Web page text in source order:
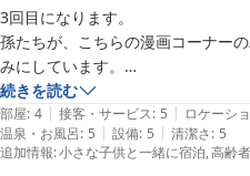
「次回もリピート」とのお言葉
ご滞在を目指してまいります。
またのご来館を心よりお待ちして
堂ヶ島唯一の自家源泉掛流宿 堂
2026-05-06
いただけたこと、スタッフ一同大
お食事や飲み放題につきまして
心いたしました。
次回お越しいただいた際にも、
お楽しみいただけるよう、おも
またのご来館を心よりお待ちし
3回目になります。
孫たちが、こちらの漫画コーナー
みにしています。
ご飯の種類も何種類もあり、炊き
た。
駄菓子のサービスもあり、孫たちも
建物は古いですが、お掃除も行く
続きを読む
部屋: 4 | 接客・サービス: 5 | ロケーシ
温泉・お風呂: 5 | 設備: 5 | 清潔さ: 5
追加情報:小さな子供と一緒に宿泊 高齢